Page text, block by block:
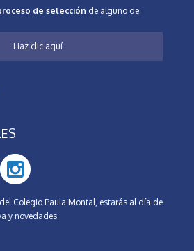
de selección de alguno de
Haz clic aquí
Colegio Paula Montal, estarás al día de
y novedades.